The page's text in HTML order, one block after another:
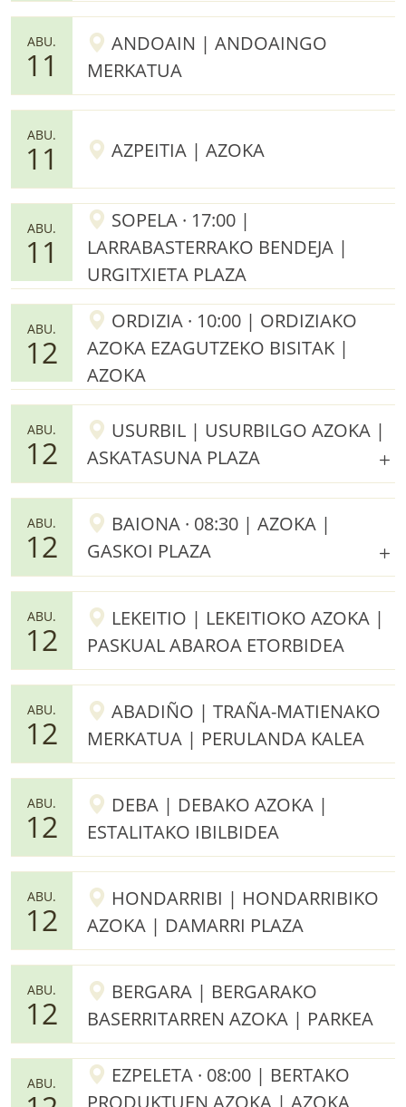
ABU.
11
ANDOAIN | ANDOAINGO
MERKATUA
ABU.
11 AZPEITIA | AZOKA
ABU.
11
SOPELA · 17:00 |
LARRABASTERRAKO BENDEJA |
URGITXIETA PLAZA
ABU.
12
ORDIZIA · 10:00 | ORDIZIAKO
AZOKA EZAGUTZEKO BISITAK |
AZOKA
ABU.
12
USURBIL | USURBILGO AZOKA |
ASKATASUNA PLAZA
ABU.
12
BAIONA · 08:30 | AZOKA |
GASKOI PLAZA
ABU.
12
LEKEITIO | LEKEITIOKO AZOKA |
PASKUAL ABAROA ETORBIDEA
ABU.
12
ABADIÑO | TRAÑA-MATIENAKO
MERKATUA | PERULANDA KALEA
ABU.
12
DEBA | DEBAKO AZOKA |
ESTALITAKO IBILBIDEA
ABU.
12
HONDARRIBI | HONDARRIBIKO
AZOKA | DAMARRI PLAZA
ABU.
12
BERGARA | BERGARAKO
BASERRITARREN AZOKA | PARKEA
ABU.
EZPELETA · 08:00 | BERTAKO